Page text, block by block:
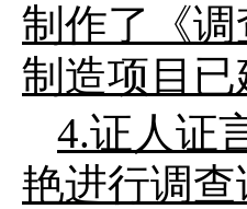
制作了《
制造项目
4.证人证
艳进行调